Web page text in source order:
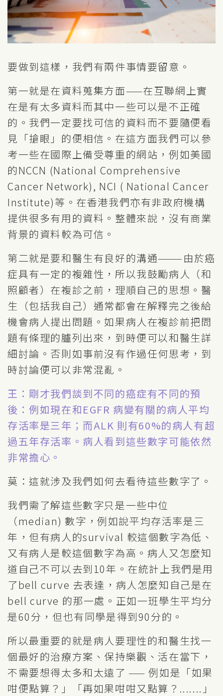
要做到這樣，我們有兩件事情要留意。
第一就是在資料蒐集方面——在互聯網上實
在是有太多資料而其中一些可以是不正確
的。我們一定要找可信的資料而不要隨便看
見「搶眼」的便相信。在這方面我們可以參
考一些在國際上備受尊重的網站，例如美國
的NCCN (National Comprehensive
Cancer Network), NCI ( National Cancer
Institute)等。在香港我們亦有非政府機構
提供很多有用的資料。整體來說，沒有商業
背景的資料較為可信。
第二就是要和醫生有良好的溝通———由於癌
症具有一定的複雜性，所以我鼓勵病人（和
照顧者）在複診之前，理順自己的思想。醫
生（包括我自己）通常都會在解釋完之後給
機會病人提出問題。如果病人在複診前把問
題有條理的臚列出來，到時便可以和醫生詳
細討論。否則如事前沒有作過任何思考，到
時討論便可以非常混亂。
王：剛才我們談到不同的癌症有不同的預
後：例如現在和EGFR 病變有關的病人平均
存活率是三年；而ALK 則有60%的病人有超
過五年存活率。病人看到這些數字可能依然
非常擔心。
莫：這就涉及我們如何去看待這些數字了。
我們需了解這些數字只是一些中位
（median) 數字，例如說平均存活率是三
年，但有病人的survival 較這個數字為低、
又有病人是較這個數字為高。病人又怎麼知
道自己不可以去到10年。在統計上我們是用
了bell curve 去表達，病人怎麼知自己是在
bell curve 的那一處。正如一班學生平均分
是60分，但也有同學是得到90分的。
所以最重要的就是病人要理性的和醫生找一
個最好的治療方案、保持樂觀、活在當下，
不需要想得太多和太遠了 —— 例如是「如果
咁便點算？」「再如果咁咁又點算？.......」